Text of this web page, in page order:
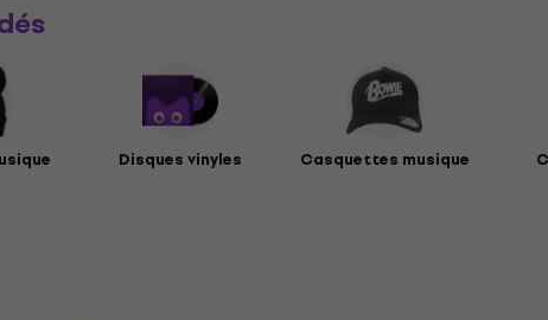
Disques vinyles Casquettes musique